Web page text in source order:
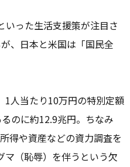
った生活支援策が注目さ
、日本と米国は「国民全
1人当たり10万円の特別定額
のに約12.9兆円。ちなみ
得や資産などの資力調査を
マ（恥辱）を伴うという欠